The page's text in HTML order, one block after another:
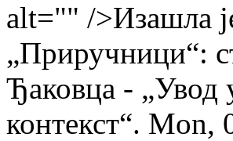
alt="" />Изашла
„Приручници“:
Ђаковца - „Увод
контекст“. Mon,